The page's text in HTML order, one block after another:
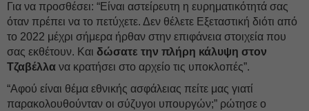
Για να προσθέσει: “Είναι αστείρευτη η ευρηματικότητά σας
όταν πρέπει να το πετύχετε. Δεν θέλετε Εξεταστική διότι από
το 2022 μέχρι σήμερα ήρθαν στην επιφάνεια στοιχεία που
σας εκθέτουν. Και δώσατε την πλήρη κάλυψη στον
Τζαβέλλα να κρατήσει στο αρχείο τις υποκλοπές”.
“Αφού είναι θέμα εθνικής ασφάλειας πείτε μας γιατί
παρακολουθούνταν οι σύζυγοι υπουργών;” ρώτησε ο